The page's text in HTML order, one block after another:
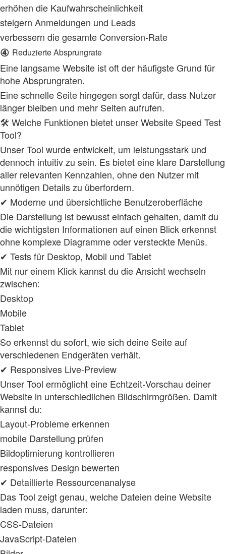
erhöhen die Kaufwahrscheinlichkeit
steigern Anmeldungen und Leads
verbessern die gesamte Conversion‑Rate
④ Reduzierte Absprungrate
Eine langsame Website ist oft der häufigste Grund für
hohe Absprungraten.
Eine schnelle Seite hingegen sorgt dafür, dass Nutzer
länger bleiben und mehr Seiten aufrufen.
🛠 Welche Funktionen bietet unser Website Speed Test
Tool?
Unser Tool wurde entwickelt, um leistungsstark und
dennoch intuitiv zu sein. Es bietet eine klare Darstellung
aller relevanten Kennzahlen, ohne den Nutzer mit
unnötigen Details zu überfordern.
✔ Moderne und übersichtliche Benutzeroberfläche
Die Darstellung ist bewusst einfach gehalten, damit du
die wichtigsten Informationen auf einen Blick erkennst
ohne komplexe Diagramme oder versteckte Menüs.
✔ Tests für Desktop, Mobil und Tablet
Mit nur einem Klick kannst du die Ansicht wechseln
zwischen:
Desktop
Mobile
Tablet
So erkennst du sofort, wie sich deine Seite auf
verschiedenen Endgeräten verhält.
✔ Responsives Live‑Preview
Unser Tool ermöglicht eine Echtzeit‑Vorschau deiner
Website in unterschiedlichen Bildschirmgrößen. Damit
kannst du:
Layout‑Probleme erkennen
mobile Darstellung prüfen
Bildoptimierung kontrollieren
responsives Design bewerten
✔ Detaillierte Ressourcenanalyse
Das Tool zeigt genau, welche Dateien deine Website
laden muss, darunter:
CSS‑Dateien
JavaScript‑Dateien